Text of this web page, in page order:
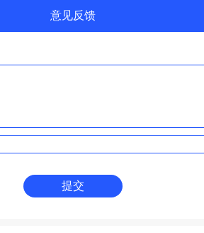
意见反馈
提交